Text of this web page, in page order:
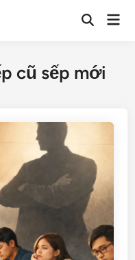
cũ sếp mới